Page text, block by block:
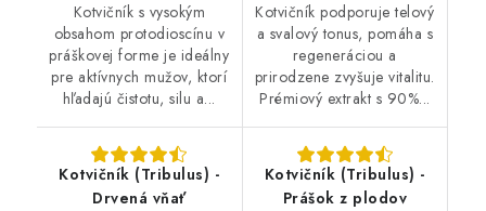
Kotvičník s vysokým
obsahom protodioscínu v
práškovej forme je ideálny
pre aktívnych mužov, ktorí
hľadajú čistotu, silu a...
Kotvičník podporuje telový
a svalový tonus, pomáha s
regeneráciou a
prirodzene zvyšuje vitalitu.
Prémiový extrakt s 90%...
Kotvičník (Tribulus) -
Drvená vňať
Kotvičník (Tribulus) -
Prášok z plodov